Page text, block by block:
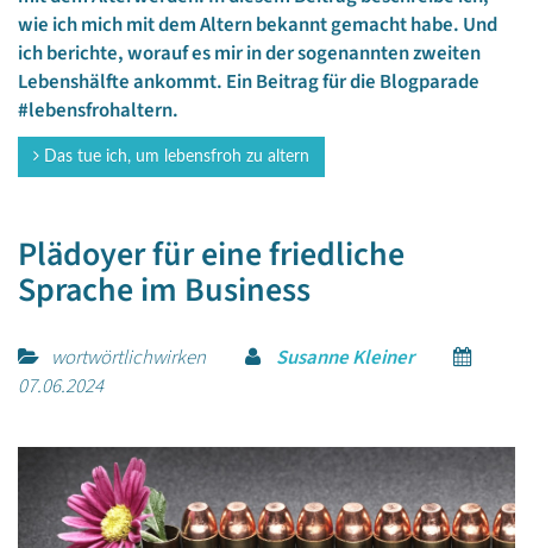
wie ich mich mit dem Altern bekannt gemacht habe. Und
ich berichte, worauf es mir in der sogenannten zweiten
Lebenshälfte ankommt. Ein Beitrag für die Blogparade
#lebensfrohaltern.
Das tue ich, um lebensfroh zu altern
Plädoyer für eine friedliche
Sprache im Business
wortwörtlichwirken
Susanne Kleiner
07.06.2024